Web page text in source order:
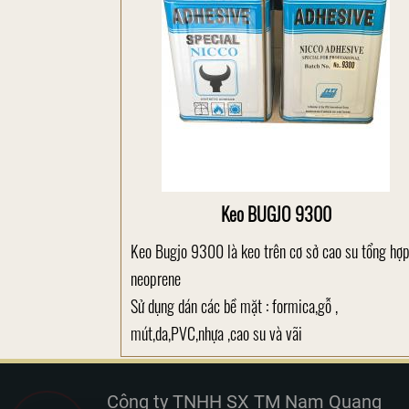
Keo BUGJO 9300
Keo Bugjo 9300 là keo trên cơ sở cao su tổng hợp
neoprene
Sử dụng dán các bề mặt : formica,gỗ ,
mút,da,PVC,nhựa ,cao su và vãi
Công ty TNHH SX TM Nam Quang